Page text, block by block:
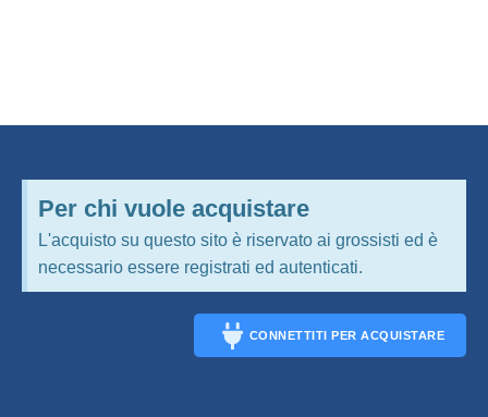
Per chi vuole acquistare
L'acquisto su questo sito è riservato ai grossisti ed è
necessario essere registrati ed autenticati.
CONNETTITI PER ACQUISTARE